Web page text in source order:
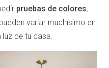
pruebas de colores,
variar muchísimo en
de tu casa.